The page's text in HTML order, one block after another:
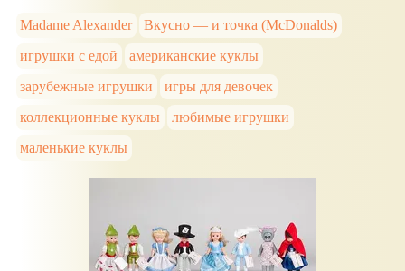
Madame Alexander
Вкусно — и точка (McDonalds)
игрушки с едой
американские куклы
зарубежные игрушки
игры для девочек
коллекционные куклы
любимые игрушки
маленькие куклы